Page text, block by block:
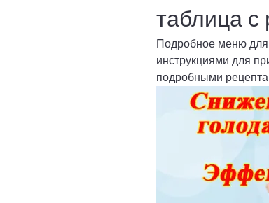
таблица с
Подробное меню
инструкциями для
подробными